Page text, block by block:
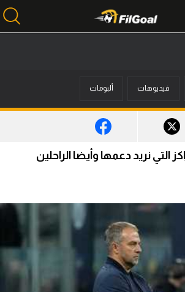
فيديوهات ألبومات
التي نريد دعمها وأيضا الراحلين